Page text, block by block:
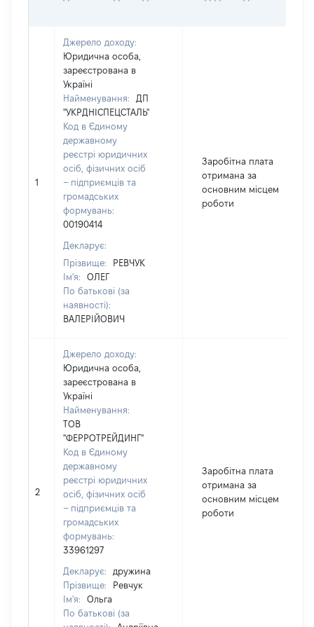
1
Джерело доходу:
Юридична особа,
зареєстрована в
Україні
Найменування:
ДП
"УКРДНІСПЕЦСТАЛЬ"
Код в Єдиному
державному
реєстрі юридичних
осіб, фізичних осіб
– підприємців та
громадських
формувань:
00190414
Декларує:
Прізвище:
РЕВЧУК
Ім'я:
ОЛЕГ
По батькові (за
наявності):
ВАЛЕРІЙОВИЧ
Заробітна плата
отримана за
основним місцем
роботи
2
Джерело доходу:
Юридична особа,
зареєстрована в
Україні
Найменування:
ТОВ
"ФЕРРОТРЕЙДИНГ"
Код в Єдиному
державному
реєстрі юридичних
осіб, фізичних осіб
– підприємців та
громадських
формувань:
33961297
Декларує:
дружина
Прізвище:
Ревчук
Ім'я:
Ольга
По батькові (за
Заробітна плата
отримана за
основним місцем
роботи